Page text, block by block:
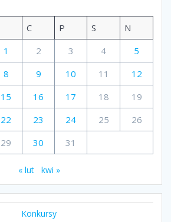
C P S
N
1
2 3 4
5
8 9 10 11
12
15 16 17 18
19
22 23 24 25
26
29 30 31
« lut kwi »
Konkursy